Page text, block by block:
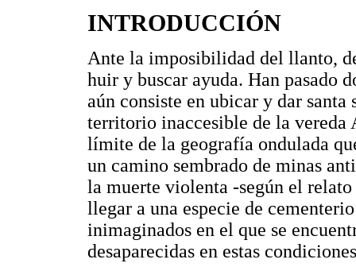
INTRODUCCIÓN
Ante la imposibilidad del llanto,
huir y buscar ayuda. Han pasado
aún consiste en ubicar y dar santa
territorio inaccesible de la vereda
límite de la geografía ondulada
un camino sembrado de minas
la muerte violenta -según el
llegar a una especie de
inimaginados en el que se
desaparecidas en estas